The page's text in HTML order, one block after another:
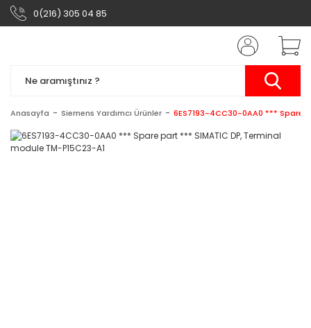
0(216) 305 04 85
Anasayfa Siemens Yardımcı Ürünler 6ES7193-4CC30-0AA0 *** Spare